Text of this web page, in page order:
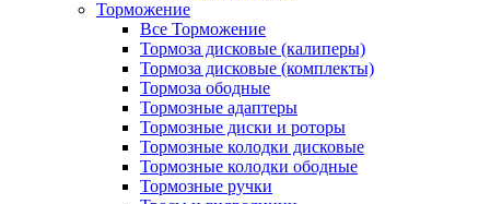
Торможение
Все Торможение
Тормоза дисковые (калиперы)
Тормоза дисковые (комплекты)
Тормоза ободные
Тормозные адаптеры
Тормозные диски и роторы
Тормозные колодки дисковые
Тормозные колодки ободные
Тормозные ручки